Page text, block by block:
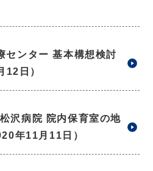
ンター 基本構想検討
12日）
沢病院 院内保育室の地
年11月11日）